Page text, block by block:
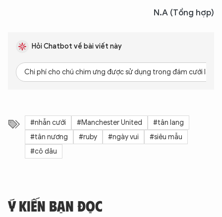
N.A (Tổng hợp)
Hỏi Chatbot về bài viết này
Chi phí cho chú chim ưng được sử dụng trong đám cưới là
#nhẫn cưới #Manchester United
#tân lang
#tân nương
#ruby #ngày vui
#siêu mẫu
#cô dâu
Ý KIẾN BẠN ĐỌC